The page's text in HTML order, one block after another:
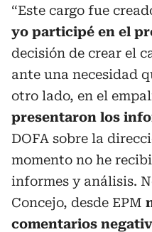
“Este cargo fue
yo participé en el
decisión de crear el
ante una necesidad
otro lado, en el
presentaron los
DOFA sobre la
momento no he
informes y análisis.
Concejo, desde EPM
comentarios